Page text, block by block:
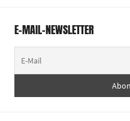
E-MAIL-NEWSLETTER